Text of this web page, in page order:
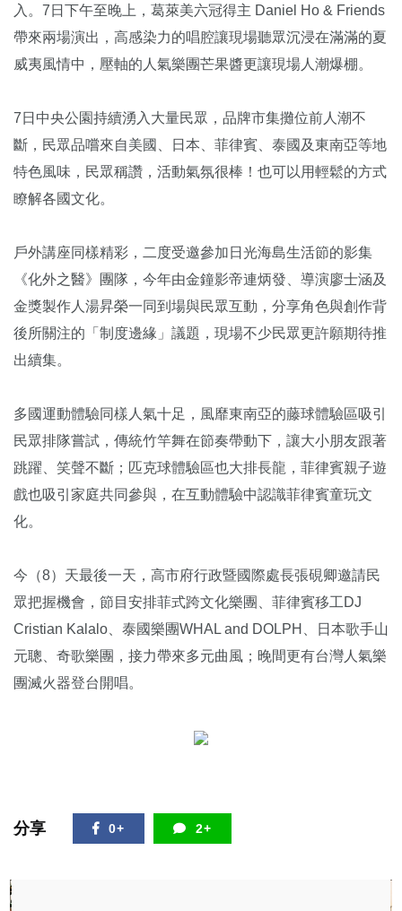
入。7日下午至晚上，葛萊美六冠得主 Daniel Ho & Friends
帶來兩場演出，高感染力的唱腔讓現場聽眾沉浸在滿滿的夏
威夷風情中，壓軸的人氣樂團芒果醬更讓現場人潮爆棚。
7日中央公園持續湧入大量民眾，品牌市集攤位前人潮不
斷，民眾品嚐來自美國、日本、菲律賓、泰國及東南亞等地
特色風味，民眾稱讚，活動氣氛很棒！也可以用輕鬆的方式
瞭解各國文化。
戶外講座同樣精彩，二度受邀參加日光海島生活節的影集
《化外之醫》團隊，今年由金鐘影帝連炳發、導演廖士涵及
金獎製作人湯昇榮一同到場與民眾互動，分享角色與創作背
後所關注的「制度邊緣」議題，現場不少民眾更許願期待推
出續集。
多國運動體驗同樣人氣十足，風靡東南亞的藤球體驗區吸引
民眾排隊嘗試，傳統竹竿舞在節奏帶動下，讓大小朋友跟著
跳躍、笑聲不斷；匹克球體驗區也大排長龍，菲律賓親子遊
戲也吸引家庭共同參與，在互動體驗中認識菲律賓童玩文
化。
今（8）天最後一天，高市府行政暨國際處長張硯卿邀請民
眾把握機會，節目安排菲式跨文化樂團、菲律賓移工DJ
Cristian Kalalo、泰國樂團WHAL and DOLPH、日本歌手山
元聰、奇歌樂團，接力帶來多元曲風；晚間更有台灣人氣樂
團滅火器登台開唱。
分享 0+ 2+